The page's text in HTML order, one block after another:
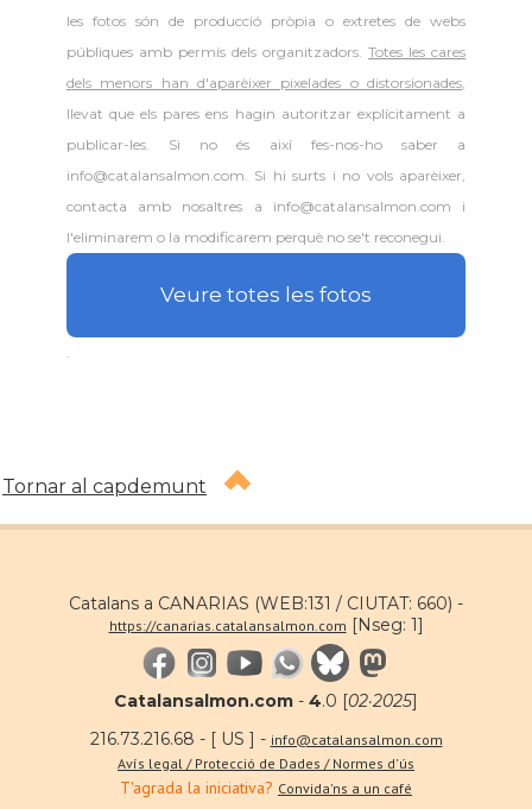
les fotos són de producció pròpia o extretes de webs
públiques amb permís dels organitzadors.Totes les cares
dels menors han d'aparèixer pixelades o distorsionades,
llevat que els pares ens hagin autoritzar explícitament a
publicar-les. Si no és així fes-nos-ho saber a
info@catalansalmon.com. Si hi surts i no vols aparèixer,
contacta amb nosaltres a info@catalansalmon.com i
l'eliminarem o la modificarem perquè no se't reconegui.
Veure totes les fotos
Tornar al capdemunt
Catalans a CANARIAS (WEB:131 / CIUTAT: 660) -
https://canarias.catalansalmon.com [Nseg: 1]
Catalansalmon.com - 4.0 [02·2025]
216.73.216.68 - [ US ] - info@catalansalmon.com
Avís legal / Protecció de Dades / Normes d'ús
T'agrada la iniciativa? Convida'ns a un café